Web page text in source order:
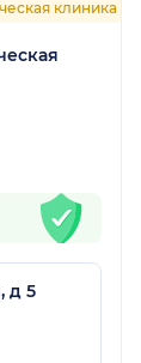
клиника
д 5